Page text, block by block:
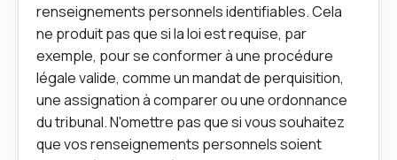
renseignements personnels identifiables. Cela
ne produit pas que si la loi est requise, par
exemple, pour se conformer à une procédure
légale valide, comme un mandat de perquisition,
une assignation à comparer ou une ordonnance
du tribunal. N'omettre pas que si vous souhaitez
que vos renseignements personnels soient